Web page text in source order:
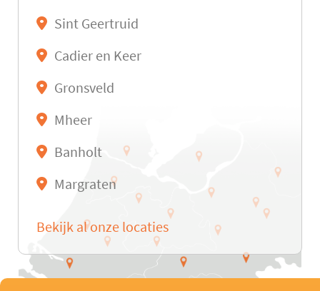
Sint Geertruid
Cadier en Keer
Gronsveld
Mheer
Banholt
Margraten
Bekijk al onze locaties